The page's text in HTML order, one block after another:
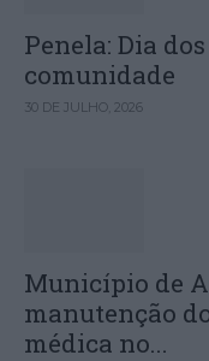
Penela: Dia
comunidade
30 DE JULHO, 2026
Município de
manutenção
médica no...